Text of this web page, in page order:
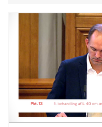
beskytte
investeringer fremfor
starter på